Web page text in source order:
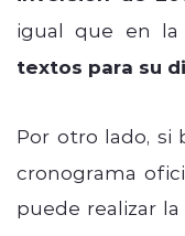
igual que en la
textos para su
Por otro lado, si
cronograma
puede realizar la